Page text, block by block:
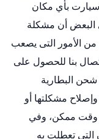
سيارت بأي مكان
البعض أن مشكلة
من الأمور التى يصعب
بنا للحصول على
البطارية
مشكلتها أو
وقت ممكن، وفي
التى تعطلت به